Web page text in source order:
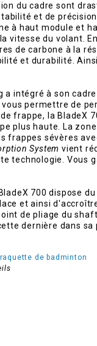
du cadre sont
et de
à haut module et
vitesse du volant.
de carbone à la
et durabilité.
a intégré à son
permettre de
frappe, la BladeX
plus haute. La
frappes sévères
System vient
technologie. Vous
700 dispose
et ainsi
de pliage du
dernière dans sa
de badminton